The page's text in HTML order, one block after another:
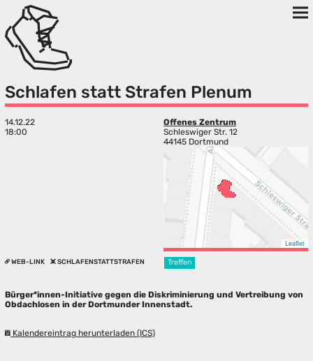
Schlafen statt Strafen Plenum
14.12.22
18:00
Offenes Zentrum
Schleswiger Str. 12
44145 Dortmund
Leaflet
WEB-LINK SCHLAFENSTATTSTRAFEN Treffen
Bürger*innen-Initiative gegen die Diskriminierung und Vertreibung von
Obdachlosen in der Dortmunder Innenstadt.
Kalendereintrag herunterladen (ICS)